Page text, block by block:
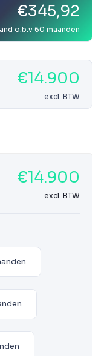
€345,92
o.b.v 60 maanden
€14.900
excl. BTW
€14.900
excl. BTW